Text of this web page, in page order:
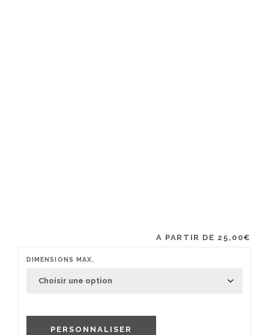
A PARTIR DE 25,00€
DIMENSIONS MAX.
PERSONNALISER